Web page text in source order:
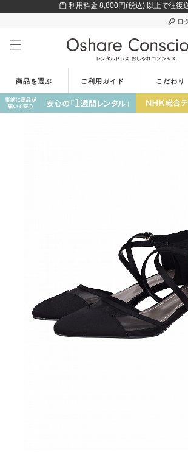
利用料金 8,800円(税込) 以上で往復
ロ
商品を選ぶ ご利用ガイド こだわり